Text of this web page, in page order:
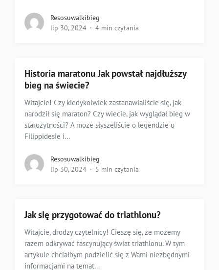
Resosuwalkibieg
lip 30, 2024
4 min czytania
Historia maratonu Jak powstał najdłuższy
bieg na świecie?
Witajcie! Czy kiedykolwiek zastanawialiście się, jak
narodził się maraton? Czy wiecie, jak wyglądał bieg w
starożytności? A może słyszeliście o legendzie o
Filippidesie i...
Resosuwalkibieg
lip 30, 2024
5 min czytania
Jak się przygotować do triathlonu?
Witajcie, drodzy czytelnicy! Cieszę się, że możemy
razem odkrywać fascynujący świat triathlonu. W tym
artykule chciałbym podzielić się z Wami niezbędnymi
informacjami na temat...